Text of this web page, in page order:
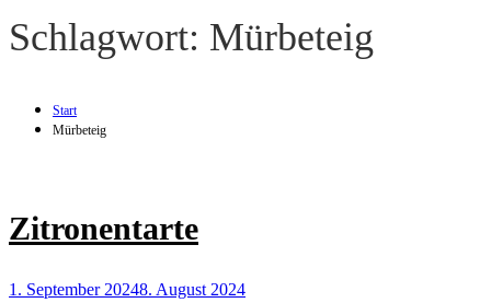
Schlagwort: Mürbeteig
Start
Mürbeteig
Zitronentarte
1. September 20248. August 2024